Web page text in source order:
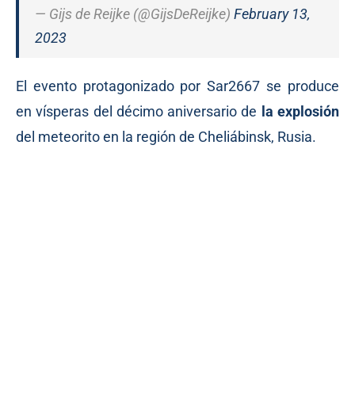
— Gijs de Reijke (@GijsDeReijke) February 13,
2023
El evento protagonizado por Sar2667 se produce
en vísperas del décimo aniversario de la explosión
del meteorito en la región de Cheliábinsk, Rusia.